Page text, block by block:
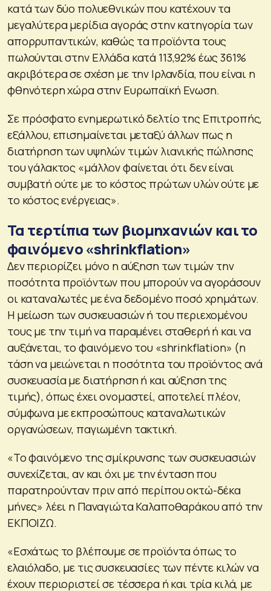
κατά των δύο πολυεθνικών που κατέχουν τα
μεγαλύτερα μερίδια αγοράς στην κατηγορία των
απορρυπαντικών, καθώς τα προϊόντα τους
πωλούνται στην Ελλάδα κατά 113,92% έως 361%
ακριβότερα σε σχέση με την Ιρλανδία, που είναι η
φθηνότερη χώρα στην Ευρωπαϊκή Ενωση.
Σε πρόσφατο ενημερωτικό δελτίο της Επιτροπής,
εξάλλου, επισημαίνεται μεταξύ άλλων πως η
διατήρηση των υψηλών τιμών λιανικής πώλησης
του γάλακτος «μάλλον φαίνεται ότι δεν είναι
συμβατή ούτε με το κόστος πρώτων υλών ούτε με
το κόστος ενέργειας».
Τα τερτίπια των βιομηχανιών και το
φαινόμενο «shrinkflation»
Δεν περιορίζει μόνο η αύξηση των τιμών την
ποσότητα προϊόντων που μπορούν να αγοράσουν
οι καταναλωτές με ένα δεδομένο ποσό χρημάτων.
Η μείωση των συσκευασιών ή του περιεχομένου
τους με την τιμή να παραμένει σταθερή ή και να
αυξάνεται, το φαινόμενο του «shrinkflation» (η
τάση να μειώνεται η ποσότητα του προϊόντος ανά
συσκευασία με διατήρηση ή και αύξηση της
τιμής), όπως έχει ονομαστεί, αποτελεί πλέον,
σύμφωνα με εκπροσώπους καταναλωτικών
οργανώσεων, παγιωμένη τακτική.
«Το φαινόμενο της σμίκρυνσης των συσκευασιών
συνεχίζεται, αν και όχι με την ένταση που
παρατηρούνταν πριν από περίπου οκτώ-δέκα
μήνες» λέει η Παναγιώτα Καλαποθαράκου από την
ΕΚΠΟΙΖΩ.
«Εσχάτως το βλέπουμε σε προϊόντα όπως το
ελαιόλαδο, με τις συσκευασίες των πέντε κιλών να
έχουν περιοριστεί σε τέσσερα ή και τρία κιλά, με